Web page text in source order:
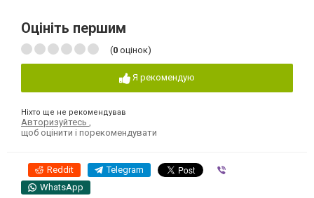
Оцініть першим
(0 оцінок)
Я рекомендую
Ніхто ще не рекомендував
Авторизуйтесь
щоб оцінити і порекомендувати
Reddit Telegram
WhatsApp